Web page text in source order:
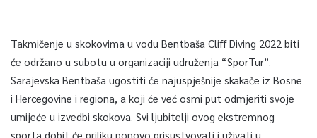
Takmičenje u skokovima u vodu Bentbaša Cliff Diving 2022 biti
će održano u subotu u organizaciji udruženja “SporTur”.
Sarajevska Bentbaša ugostiti će najuspješnije skakače iz Bosne
i Hercegovine i regiona, a koji će već osmi put odmjeriti svoje
umijeće u izvedbi skokova. Svi ljubitelji ovog ekstremnog
sporta dobit će priliku ponovo prisustvovati i uživati u